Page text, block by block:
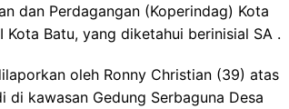
dan Perdagangan (Koperindag) Kota
Kota Batu, yang diketahui berinisial SA .
oleh Ronny Christian (39) atas
kawasan Gedung Serbaguna Desa